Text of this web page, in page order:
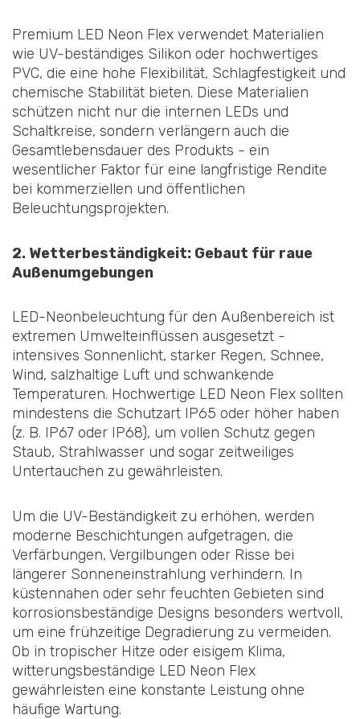
Premium LED Neon Flex verwendet Materialien
wie UV-beständiges Silikon oder hochwertiges
PVC, die eine hohe Flexibilität, Schlagfestigkeit und
chemische Stabilität bieten. Diese Materialien
schützen nicht nur die internen LEDs und
Schaltkreise, sondern verlängern auch die
Gesamtlebensdauer des Produkts - ein
wesentlicher Faktor für eine langfristige Rendite
bei kommerziellen und öffentlichen
Beleuchtungsprojekten.
2. Wetterbeständigkeit: Gebaut für raue
Außenumgebungen
LED-Neonbeleuchtung für den Außenbereich ist
extremen Umwelteinflüssen ausgesetzt -
intensives Sonnenlicht, starker Regen, Schnee,
Wind, salzhaltige Luft und schwankende
Temperaturen. Hochwertige LED Neon Flex sollten
mindestens die Schutzart IP65 oder höher haben
(z. B. IP67 oder IP68), um vollen Schutz gegen
Staub, Strahlwasser und sogar zeitweiliges
Untertauchen zu gewährleisten.
Um die UV-Beständigkeit zu erhöhen, werden
moderne Beschichtungen aufgetragen, die
Verfärbungen, Vergilbungen oder Risse bei
längerer Sonneneinstrahlung verhindern. In
küstennahen oder sehr feuchten Gebieten sind
korrosionsbeständige Designs besonders wertvoll,
um eine frühzeitige Degradierung zu vermeiden.
Ob in tropischer Hitze oder eisigem Klima,
witterungsbeständige LED Neon Flex
gewährleisten eine konstante Leistung ohne
häufige Wartung.